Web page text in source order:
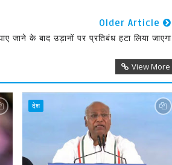
Older Article
जाने के बाद उड़ानों पर प्रतिबंध हटा लिया जाएगा
View More
देश